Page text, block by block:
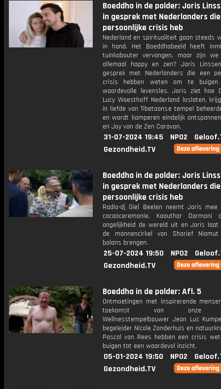
Boeddha in de polder: Joris
in gesprek met Nederlanders
persoonlijke crisis heb
Nederland en spiritualiteit gaan steeds
in hand. Het Boeddhabeeld heeft
tuinkabouter vervangen, maar zijn we
allemaal happy en zen? Joris
gesprek met Nederlanders die een
crisis hebben weten om te
waardevolle levensles. Joris ziet hoe
Lucy Woesthoff Nederland loslaten,
in liefde van Tibetaanse tempel
en wordt kamperen eindelijk
en Joy van de Zen Caravan.
31-07-2024 19:45 NPO2
Gezondheid.TV
Boeddha in de polder: Joris
in gesprek met Nederlanders
persoonlijke crisis heb
Radio-dj Giel Beelen neemt Joris
cacaoceremonie. Kaouthar Darmoni
ongelijkheid de wereld uit en Joris laat
de mannencirkel van Sharief
balans brengen.
25-07-2024 19:50 NPO2
Gezondheid.TV
Boeddha in de polder: Afl. 5
Ontmoetingen met inspirerende
toekomst van onze
Wellnesstempelbouwer Jean Luc
begeleider Nicole Zonderhuis en
Pascal van Rees hebben een crisis
buigen tot een waardevol inzicht.
05-01-2024 19:50 NPO2
Gezondheid.TV